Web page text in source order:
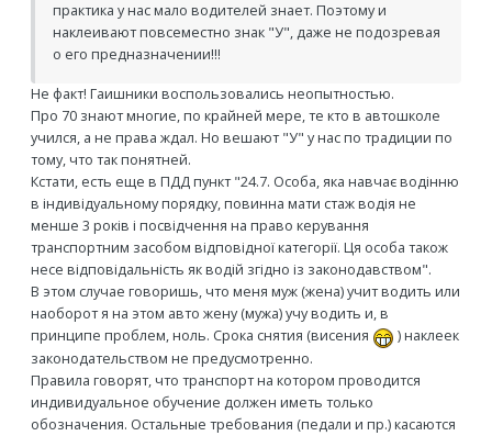
практика у нас мало водителей знает. Поэтому и
наклеивают повсеместно знак "У", даже не подозревая
о его предназначении!!!
Не факт! Гаишники воспользовались неопытностью.
Про 70 знают многие, по крайней мере, те кто в автошколе
учился, а не права ждал. Но вешают "У" у нас по традиции по
тому, что так понятней.
Кстати, есть еще в ПДД пункт "24.7. Особа, яка навчає водінню
в індивідуальному порядку, повинна мати стаж водія не
менше 3 років і посвідчення на право керування
транспортним засобом відповідної категорії. Ця особа також
несе відповідальність як водій згідно із законодавством".
В этом случае говоришь, что меня муж (жена) учит водить или
наоборот я на этом авто жену (мужа) учу водить и, в
принципе проблем, ноль. Срока снятия (висения
) наклеек
законодательством не предусмотренно.
Правила говорят, что транспорт на котором проводится
индивидуальное обучение должен иметь только
обозначения. Остальные требования (педали и пр.) касаются